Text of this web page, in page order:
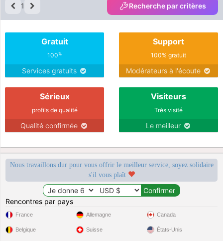
1 Recherche par critères
Gratuit
100%
Services gratuits
Support
100% gratuit
Modérateurs à l'écoute
Sérieux
profils de qualité
Qualité confirmée
Visiteurs
Très visité
Le meilleur
Nous travaillons dur pour vous offrir le meilleur service, soyez solidaire
s'il vous plaît
Rencontres par pays
France
Belgique
Allemagne
Suisse
Canada
États-Unis